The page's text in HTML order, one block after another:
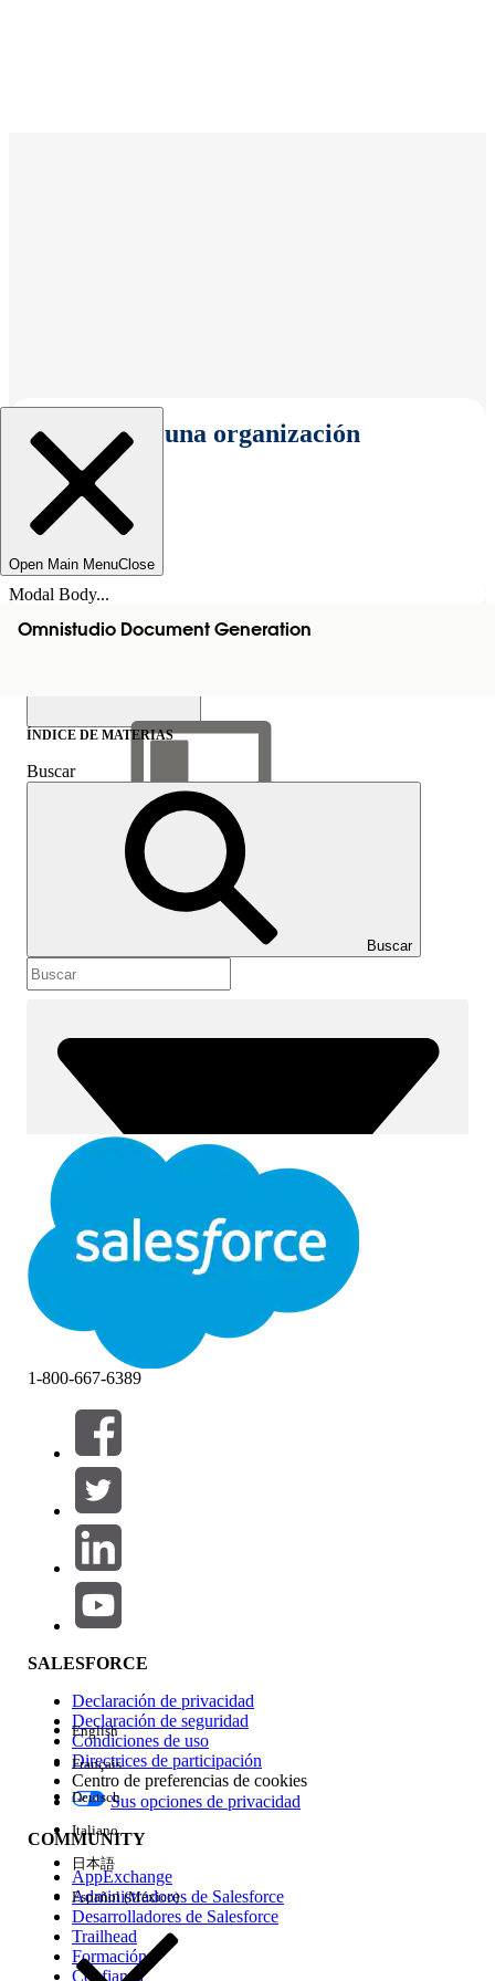
Seleccionar una organización
Open Main MenuClose
Modal Body...
Omnistudio Document Generation
Mostrar índice de
materias
Índice de materias
ÍNDICE DE MATERIAS
Buscar
Buscar
Filtros (0)
SELECCIONAR FILTROS
Área de productos
Repercusión de función
Edición
Experiencia
1-800-667-6389
SALESFORCE
Declaración de privacidad
Declaración de seguridad
Condiciones de uso
Directrices de participación
Centro de preferencias de cookies
Sus opciones de privacidad
COMMUNITY
AppExchange
Administradores de Salesforce
Desarrolladores de Salesforce
Trailhead
Formación
Confianza
English
Français
Deutsch
Italiano
日本語
Español (México)